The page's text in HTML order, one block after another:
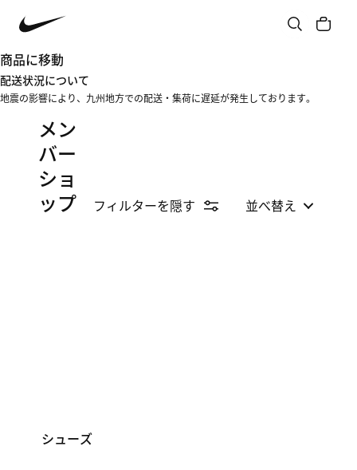
商品に移動
配送状況について
地震の影響により、九州地方での配送・集荷に遅延が発生しております。
メン
バー
ショ
ップ
フィルターを隠す 並べ替え
シューズ